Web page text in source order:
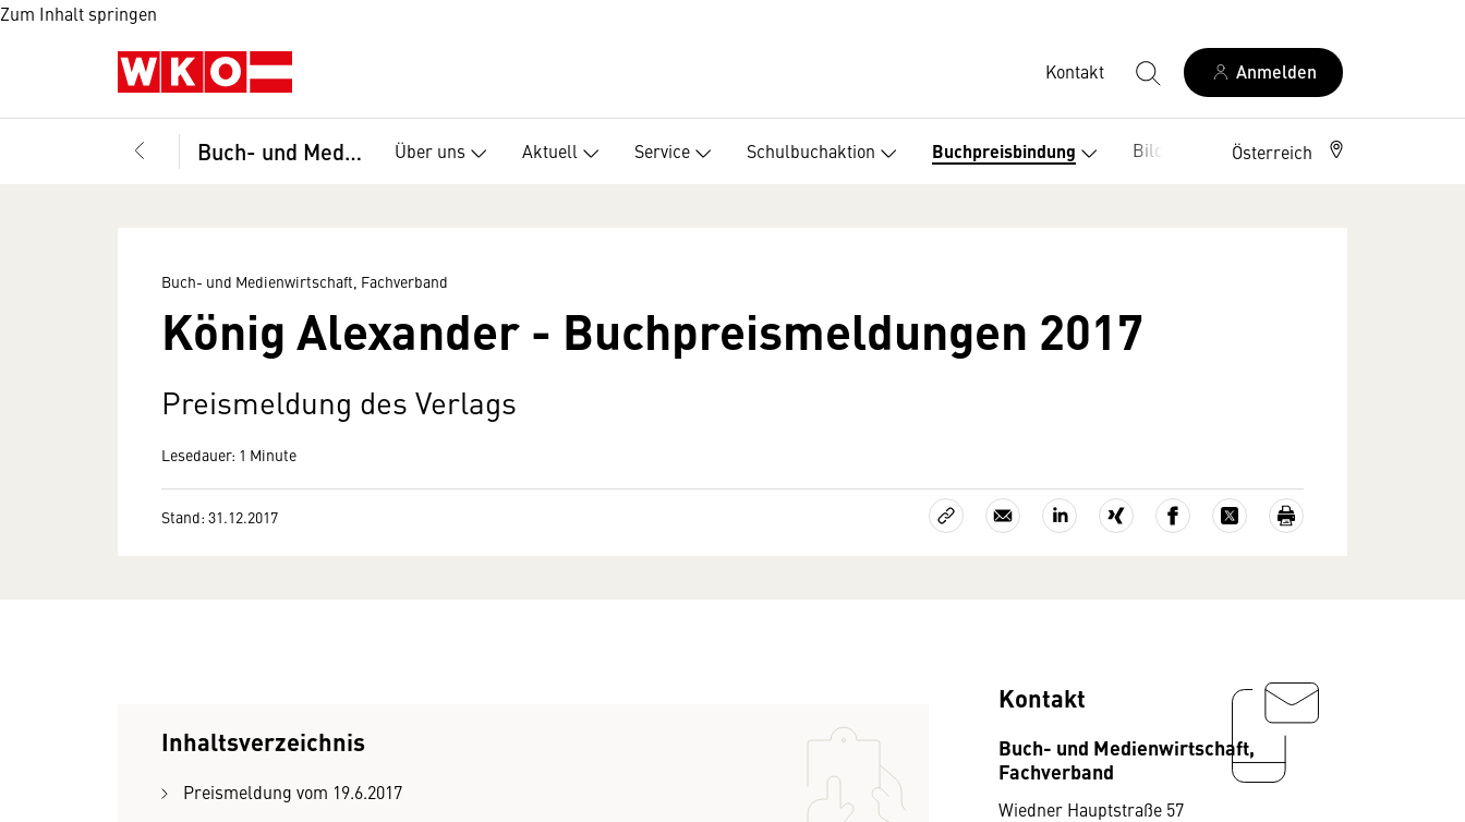
Zum Inhalt springen
Kontakt Anmelden
Buch- und Medienwirtschaft, Fachverband Über uns Aktuell Service Schulbuchaktion Buchpreisbindung Bildung Leseförderung
Österreich
Buch- und Medienwirtschaft, Fachverband
König Alexander - Buchpreismeldungen 2017
Preismeldung des Verlags
Lesedauer: 1 Minute
Stand: 31.12.2017
Inhaltsverzeichnis
Preismeldung vom 19.6.2017
Kontakt
Buch- und Medienwirtschaft,
Fachverband
Wiedner Hauptstraße 57